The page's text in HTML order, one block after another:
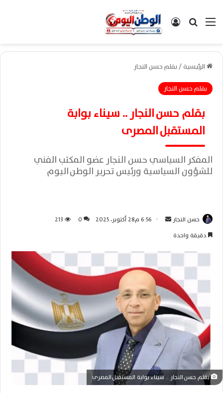
القائمةبحث عن تسجيل الدخول
الرئيسية/بقلم حسن النجار
بقلم حسن النجار
بقلم حسن النجار .. سيناء بوابة
المستقبل المصرى
المفكر السياسي حسن النجار عضو المكتب الفني
للشؤون السياسية ورئيس تحرير الوطن اليوم
حسن النجار
ل
ب
ر
ي
د
ا
إ
ك
ر
و
6:56 م28 أكتوبر، 2025 0
213
دقيقة واحدة
بقلم حسن النجار .. سيناء بوابة المستقبل المصرى